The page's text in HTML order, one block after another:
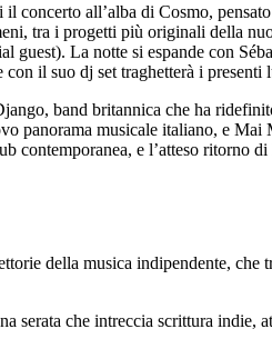
all’alba di Cosmo,
tra i progetti più originali della
La notte si espande con
il suo dj set traghetterà i
band britannica che ha
panorama musicale italiano, e
contemporanea, e l’atteso ritorno
della musica indipendente, che
serata che intreccia scrittura indie,